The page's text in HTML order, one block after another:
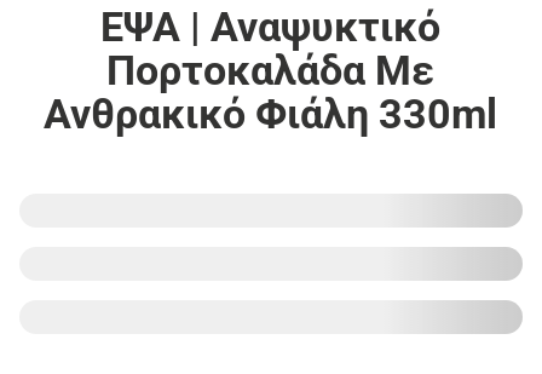
ΕΨΑ | Αναψυκτικό
Πορτοκαλάδα Με
Ανθρακικό Φιάλη 330ml